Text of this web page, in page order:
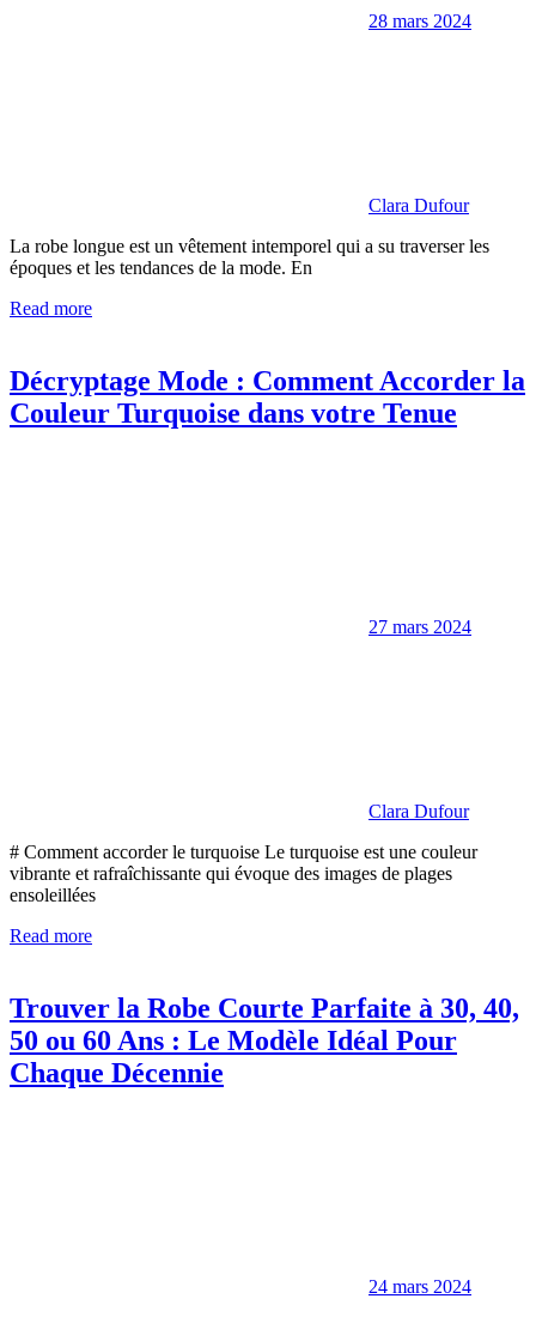
28 mars 2024
Clara Dufour
La robe longue est un vêtement intemporel qui a su traverser les
époques et les tendances de la mode. En
Read more
Décryptage Mode : Comment Accorder la
Couleur Turquoise dans votre Tenue
27 mars 2024
Clara Dufour
# Comment accorder le turquoise Le turquoise est une couleur
vibrante et rafraîchissante qui évoque des images de plages
ensoleillées
Read more
Trouver la Robe Courte Parfaite à 30, 40,
50 ou 60 Ans : Le Modèle Idéal Pour
Chaque Décennie
24 mars 2024